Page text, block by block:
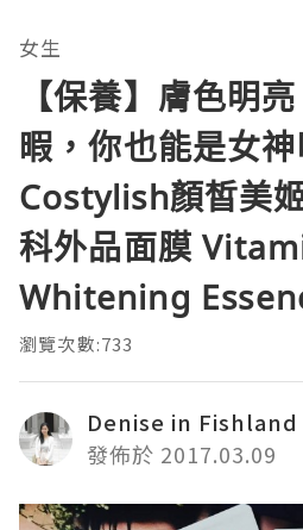
女生
【保養】膚色明
暇，你也能是女
Costylish顏皙美
科外品面膜
Whitening
瀏覽次數:733
Denise in Fishland
發佈於 2017.03.09